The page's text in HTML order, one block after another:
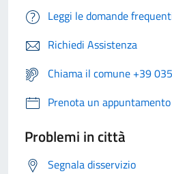
Leggi le domande
Richiedi Assistenza
Chiama il comune +39
Prenota un appuntamento
Problemi in città
Segnala disservizio